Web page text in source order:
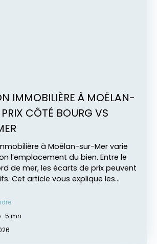
IMMOBILIÈRE À MOËLAN-
CÔTÉ BOURG VS
à Moëlan-sur-Mer varie
l’emplacement du bien. Entre le
de mer, les écarts de prix peuvent
Cet article vous explique les
différences et comment obtenir
avec AVEN BÉLON IMMOBILIER.
: 5 mn